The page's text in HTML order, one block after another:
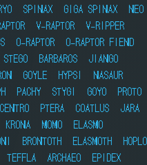
SPINAX GIGA SPINAX
NEO
V-RAPTOR
V-RIPPER
O-RAPTOR
O-RAPTOR FIEND
STEGO BARBAROS
JIANGO
GOYLE HYPSI
NASAUR
PACHY STYGI GOYO
PROTO
CENTRO PTERA COATLUS
JARA
KRONA MOMO
ELASMO
BRONTOTH ELASMOTH
HOPLO
TEFFLA ARCHAEO
EPIDEX